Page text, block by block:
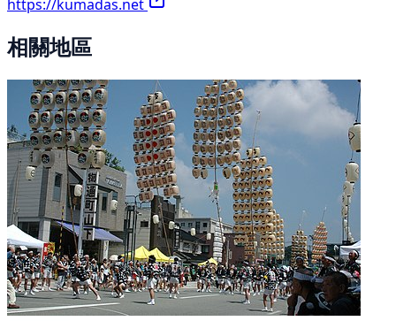
https://kumadas.net
相關地區